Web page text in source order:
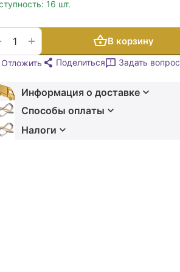
16 шт.
+ В корзину
Отложить Поделиться Задать вопрос
Информация о доставке
Способы оплаты
Налоги